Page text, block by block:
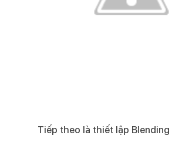
Tiếp theo là thiết lập